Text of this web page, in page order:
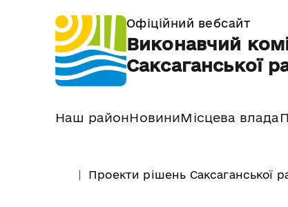
Офіційний вебсайт
Виконавчий
Саксаганської
Наш районНовиниМісцева влада
Проекти рішень Саксаганської